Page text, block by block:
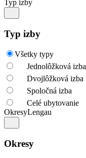
Typ izby
Typ izby
Všetky typy
Jednolôžková izba
Dvojlôžková izba
Spoločná izba
Celé ubytovanie
OkresyLengau
Okresy